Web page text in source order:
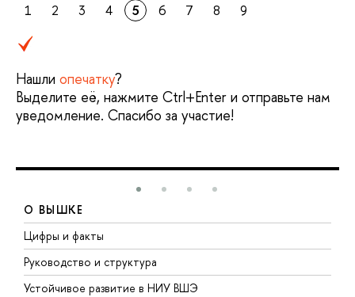
1 2 3 4 5 6 7 8 9
Нашли опечатку?
Выделите её, нажмите Ctrl+Enter и отправьте нам
уведомление. Спасибо за участие!
О ВЫШКЕ
Цифры и факты
Руководство и структура
Устойчивое развитие в НИУ ВШЭ